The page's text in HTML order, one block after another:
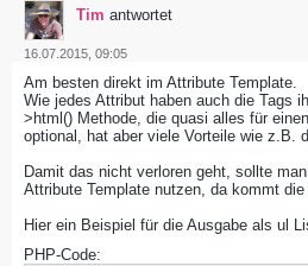
Tim antwortet
16.07.2015, 09:05
Am besten direkt im Attribute Template.
Wie jedes Attribut haben auch die Tags
>html() Methode, die quasi alles für
optional, hat aber viele Vorteile wie z.B.
Damit das nicht verloren geht, sollte
Attribute Template nutzen, da kommt
Hier ein Beispiel für die Ausgabe als ul
PHP-Code: